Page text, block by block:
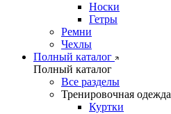
Носки
Гетры
Ремни
Чехлы
Полный каталог
Полный каталог
Все разделы
Тренировочная одежда
Куртки